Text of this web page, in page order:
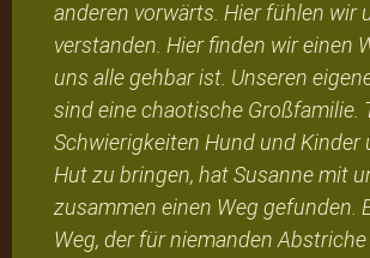
anderen vorwärts. Hier fühlen wir
verstanden. Hier finden wir einen
uns alle gehbar ist. Unseren
sind eine chaotische Großfamilie.
Schwierigkeiten Hund und Kinder
Hut zu bringen, hat Susanne mit
zusammen einen Weg gefunden.
Weg, der für niemanden